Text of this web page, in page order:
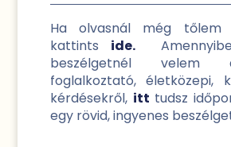
Ha olvasnál még tőlem
kattints
ide.
beszélgetnél velem
foglalkoztató, életközepi,
kérdésekről, itt tudsz
egy rövid, ingyenes